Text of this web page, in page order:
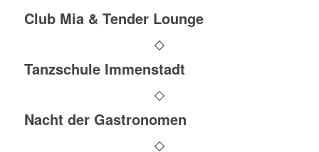
Club Mia & Tender Lounge
Tanzschule Immenstadt
Nacht der Gastronomen